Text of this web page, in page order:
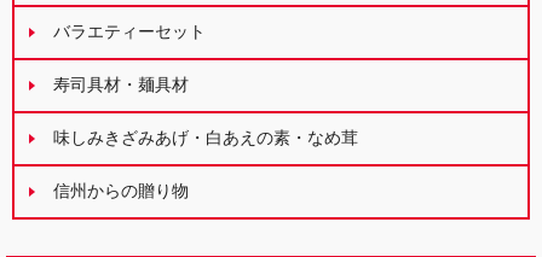
バラエティーセット
寿司具材・麺具材
味しみきざみあげ・白あえの素・なめ茸
信州からの贈り物